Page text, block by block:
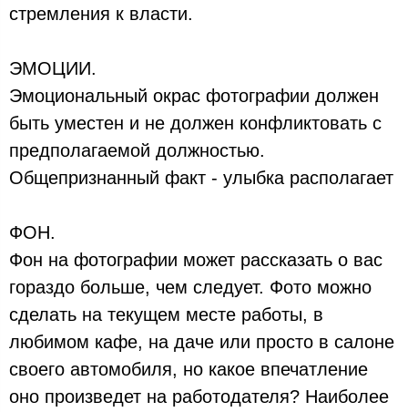
стремления к власти.⠀⠀
ЭМОЦИИ.
Эмоциональный окрас фотографии должен
быть уместен и не должен конфликтовать с
предполагаемой должностью.
Общепризнанный факт - улыбка располагает
ФОН.
Фон на фотографии может рассказать о вас
гораздо больше, чем следует. Фото можно
сделать на текущем месте работы, в
любимом кафе, на даче или просто в салоне
своего автомобиля, но какое впечатление
оно произведет на работодателя? Наиболее